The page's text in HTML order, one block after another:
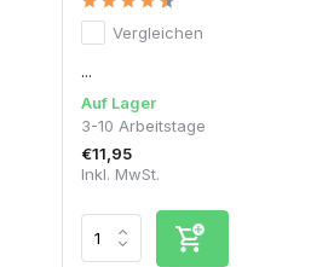
Vergleichen
...
Auf Lager
3-10 Arbeitstage
€11,95
Inkl. MwSt.